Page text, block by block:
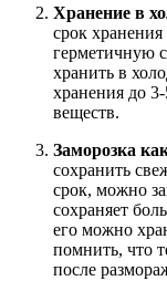
Хранение в
срок хранения
герметичную
хранить в
хранения до
веществ.
Заморозка
сохранить
срок, можно
сохраняет
его можно
помнить, что
после